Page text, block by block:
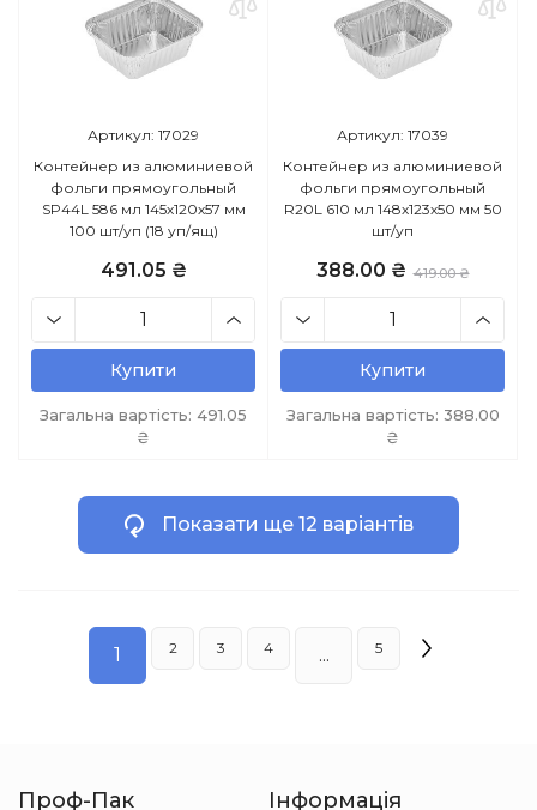
Артикул: 17029
Контейнер из алюминиевой
фольги прямоугольный
SP44L 586 мл 145х120х57 мм
100 шт/уп (18 уп/ящ)
491.05 ₴
Купити
Загальна вартість: 491.05
₴
Артикул: 17039
Контейнер из алюминиевой
фольги прямоугольный
R20L 610 мл 148х123х50 мм 50
шт/уп
388.00 ₴ 419.00 ₴
Купити
Загальна вартість: 388.00
₴
Показати ще 12 варіантів
1 2 3 4 ... 5
Проф-Пак Інформація